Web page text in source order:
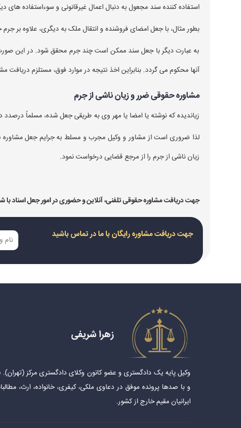
استفاده کننده سند مجعول به دنبال اعمال غیرقانونی و سوءاستفاده های
بطور مثال، با جعل امضای فروشنده و انتقال ملک به دیگری، علاوه بر
به عبارت دیگر با جعل سند ممکن است چند جرم محقق شود. در این صورت
آنها محکوم‌ می گردد. بنابراین اخذ نتیجه در موارد فوق، مستلزم
مشاوره حقوقی ضرر و زیان ناشی از جرم
زیاندیده که نوشته یا امضا یا مهر وی به طریقی جعل شده، مسلماً درصدد
لذا ضروری است از مشاور و وکیل مجرب و مسلط به جرایم جعل مشاوره
زیان ناشی از جرم را از مرجع قضایی درخواست نمود.
جهت دریافت مشاوره حقوقی تلفنی، آنلاین و حضوری در امور جعل اسناد با شماره های ۰۹۱۲۲۰۹۲۰۴۶ –
جهت دریافت مشاوره رایگان با ما در تماس باشید
زهرا شریفی
و با صدها پرونده موفق در دعاوی ملکی، کیفری، خانواده، ارث،
ایرانیان مقیم خارج از کشور.